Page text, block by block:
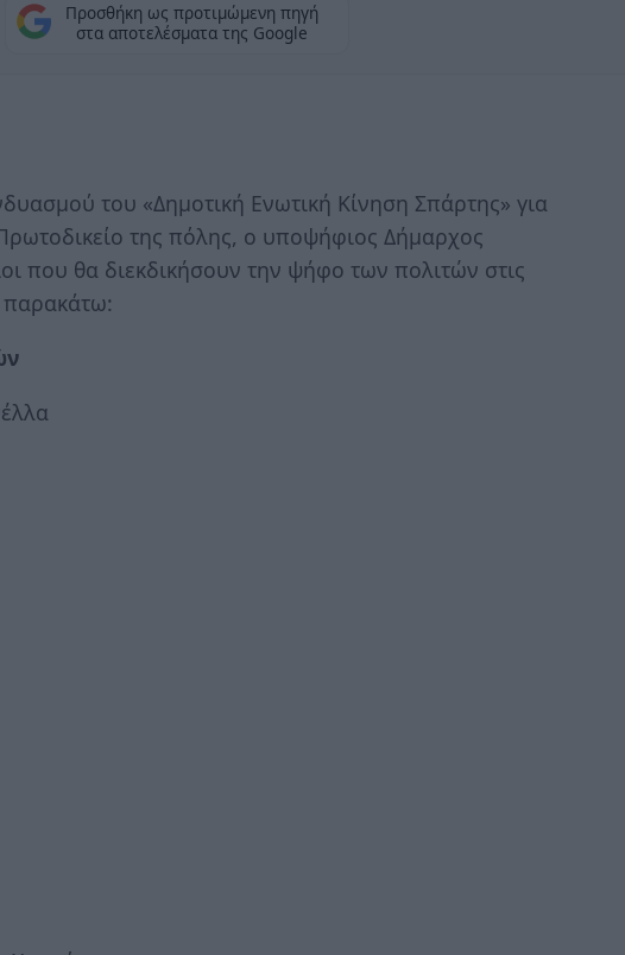
Προσθήκη ως προτιμώμενη πηγή
στα αποτελέσματα της Google
του «Δημοτική Ενωτική Κίνηση Σπάρτης» για
της πόλης, ο υποψήφιος Δήμαρχος
που θα διεκδικήσουν την ψήφο των πολιτών στις
παρακάτω: